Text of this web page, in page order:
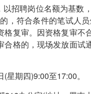
招聘岗位名额为基数
，符合条件的笔试人
复审。因资格复审
格的，现场发放面
期四)9:00至17:00。